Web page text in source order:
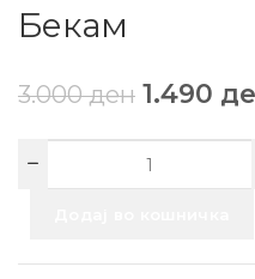
Бекам
3.000ден 1.490